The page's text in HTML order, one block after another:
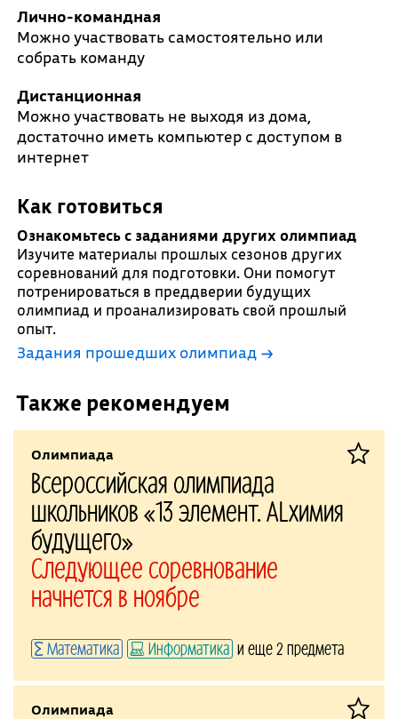
Лично-командная
Можно участвовать самостоятельно или
собрать команду
Дистанционная
Можно участвовать не выходя из дома,
достаточно иметь компьютер с доступом в
интернет
Как готовиться
Ознакомьтесь с заданиями других олимпиад
Изучите материалы прошлых сезонов других
соревнований для подготовки. Они помогут
потренироваться в преддверии будущих
олимпиад и проанализировать свой прошлый
опыт.
Задания прошедших олимпиад →
Также рекомендуем
Олимпиада
Всероссийская олимпиада
школьников «13 элемент. ALхимия
будущего»
Следующее соревнование
начнется в ноябре
Математика Информатика и еще 2 предмета
Олимпиада